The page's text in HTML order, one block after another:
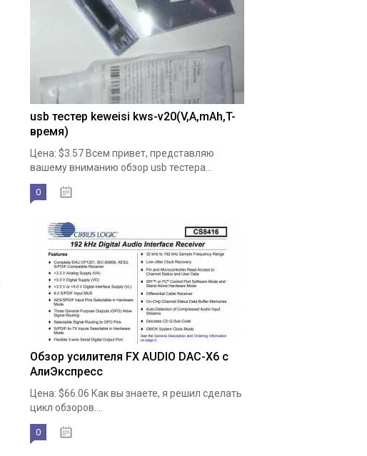
usb тестер keweisi kws-v20(V,A,mAh,T-
время)
Цена: $3.57 Всем привет, представляю
вашему вниманию обзор usb тестера...
0
Обзор усилителя FX AUDIO DAC-X6 с
АлиЭкспресс
Цена: $66.06 Как вы знаете, я решил сделать
цикл обзоров....
0